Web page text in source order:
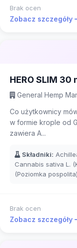
Brak ocen
Zobacz szczegóły
HERO SLIM 30
General Hemp
Co użytkownicy
w formie krople od
zawiera A...
Składniki:
Cannabis sativa L.
(Poziomka pospolita)
Brak ocen
Zobacz szczegóły